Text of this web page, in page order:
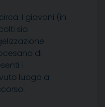
I giovani (in
sia
di
i
luogo a